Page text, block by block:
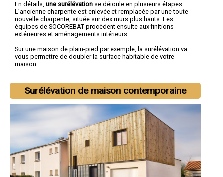
En détails, une surélévation se déroule en plusieurs étapes.
L’ancienne charpente est enlevée et remplacée par une toute
nouvelle charpente, située sur des murs plus hauts. Les
équipes de SOCOREBAT procèdent ensuite aux finitions
extérieures et aménagements intérieurs.
Sur une maison de plain-pied par exemple, la surélévation va
vous permettre de doubler la surface habitable de votre
maison.
Surélévation de maison contemporaine